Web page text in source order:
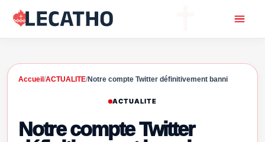
Accueil /ACTUALITE/Notre compte Twitter définitivement banni
ACTUALITE
Notre compte Twitter